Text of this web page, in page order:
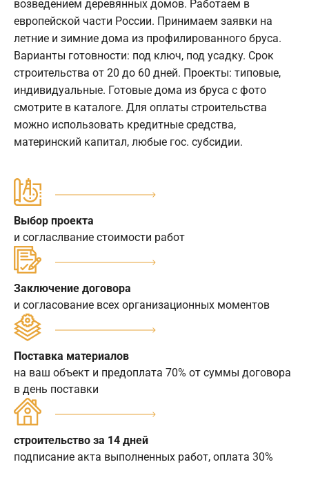
возведением деревянных домов. Работаем в
европейской части России. Принимаем заявки на
летние и зимние дома из профилированного бруса.
Варианты готовности: под ключ, под усадку. Срок
строительства от 20 до 60 дней. Проекты: типовые,
индивидуальные. Готовые дома из бруса с фото
смотрите в каталоге. Для оплаты строительства
можно использовать кредитные средства,
материнский капитал, любые гос. субсидии.
Выбор проекта
и согласлвание стоимости работ
Заключение договора
и согласование всех организационных моментов
Поставка материалов
на ваш объект и предоплата 70% от суммы договора
в день поставки
строительство за 14 дней
подписание акта выполненных работ, оплата 30%